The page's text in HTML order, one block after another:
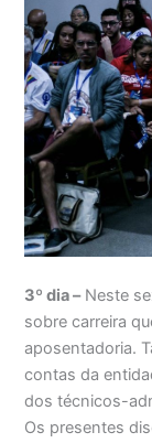
3º dia –Neste
sobre carreira
aposentadoria.
contas da
dos técnicos-
Os presentes